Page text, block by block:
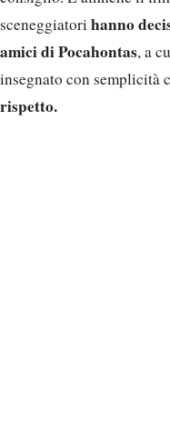
sceneggiatori hanno
amici di Pocahontas, a
insegnato con semplicità
rispetto.